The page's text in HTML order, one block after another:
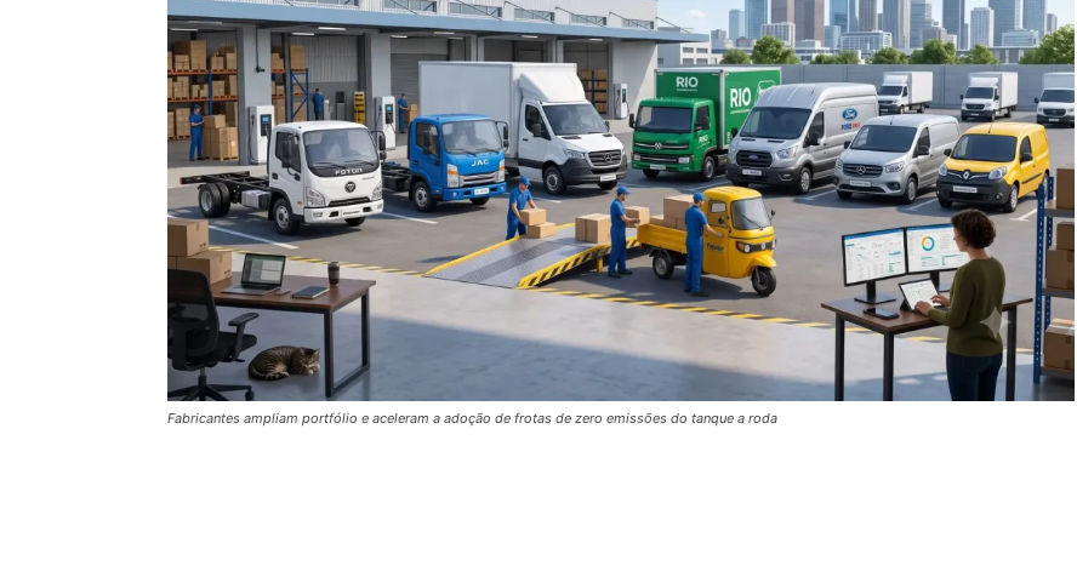
Fabricantes ampliam portfólio e aceleram a adoção de frotas de zero emissões do tanque a roda